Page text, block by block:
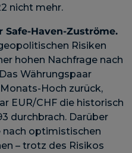
nicht mehr.
Haven-Zuströme.
Risiken
hohen Nachfrage nach
Währungspaar
Hoch zurück,
EUR/CHF die historisch
durchbrach. Darüber
nach optimistischen
– trotz des Risikos